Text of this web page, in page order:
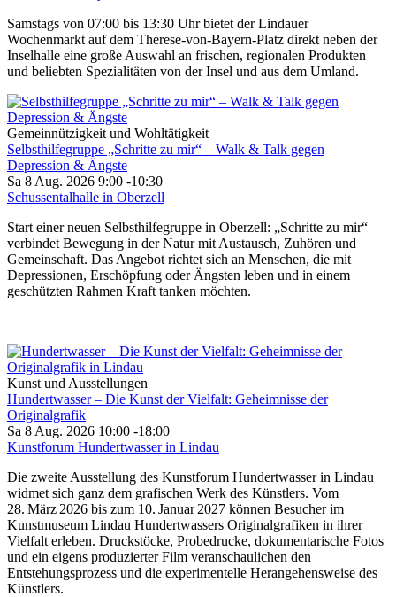
Samstags von 07:00 bis 13:30 Uhr bietet der Lindauer
Wochenmarkt auf dem Therese-von-Bayern-Platz direkt neben der
Inselhalle eine große Auswahl an frischen, regionalen Produkten
und beliebten Spezialitäten von der Insel und aus dem Umland.
Gemeinnützigkeit und Wohltätigkeit
Selbsthilfegruppe „Schritte zu mir“ – Walk & Talk gegen
Depression & Ängste
Sa 8 Aug. 2026 9:00 -10:30
Schussentalhalle in Oberzell
Start einer neuen Selbsthilfegruppe in Oberzell: „Schritte zu mir“
verbindet Bewegung in der Natur mit Austausch, Zuhören und
Gemeinschaft. Das Angebot richtet sich an Menschen, die mit
Depressionen, Erschöpfung oder Ängsten leben und in einem
geschützten Rahmen Kraft tanken möchten.
Kunst und Ausstellungen
Hundertwasser – Die Kunst der Vielfalt: Geheimnisse der
Originalgrafik
Sa 8 Aug. 2026 10:00 -18:00
Kunstforum Hundertwasser in Lindau
Die zweite Ausstellung des Kunstforum Hundertwasser in Lindau
widmet sich ganz dem grafischen Werk des Künstlers. Vom
28. März 2026 bis zum 10. Januar 2027 können Besucher im
Kunstmuseum Lindau Hundertwassers Originalgrafiken in ihrer
Vielfalt erleben. Druckstöcke, Probedrucke, dokumentarische Fotos
und ein eigens produzierter Film veranschaulichen den
Entstehungsprozess und die experimentelle Herangehensweise des
Künstlers.